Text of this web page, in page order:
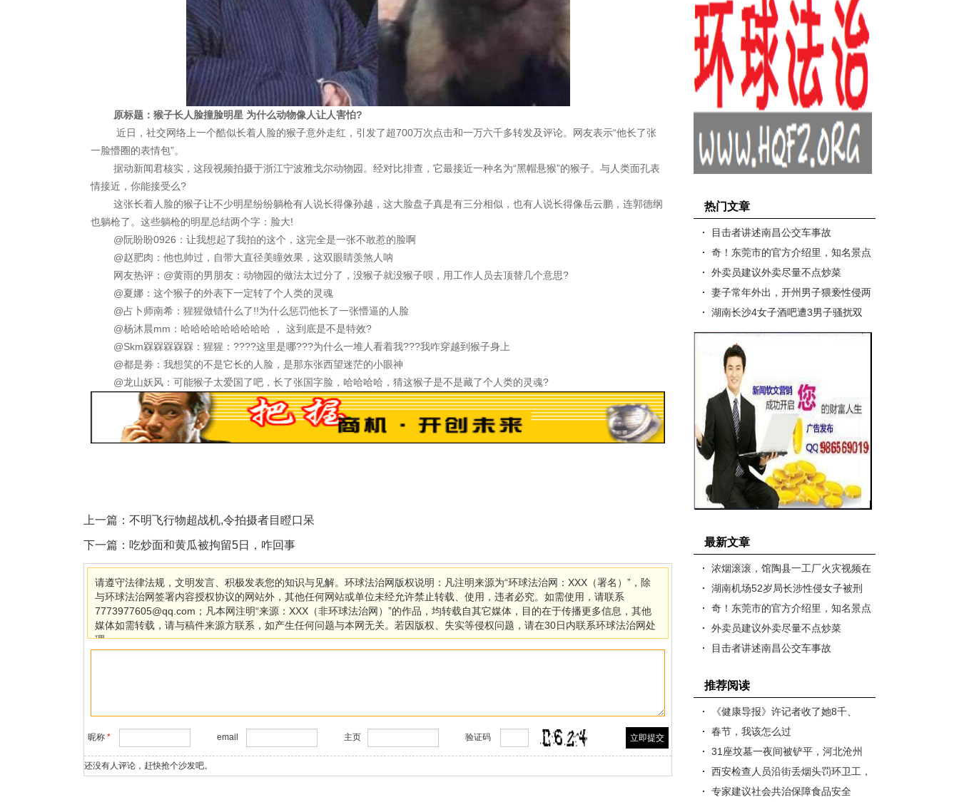
原标题：猴子长人脸撞脸明星 为什么动物像人让人害怕?
近日，社交网络上一个酷似长着人脸的猴子意外走红，引发了超700万次点击和一万六千多转发及评论。网友表示“他长了张
一脸懵圈的表情包”。
据动新闻君核实，这段视频拍摄于浙江宁波雅戈尔动物园。经对比排查，它最接近一种名为“黑帽悬猴”的猴子。与人类面孔表
情接近，你能接受么?
这张长着人脸的猴子让不少明星纷纷躺枪有人说长得像孙越，这大脸盘子真是有三分相似，也有人说长得像岳云鹏，连郭德纲
也躺枪了。这些躺枪的明星总结两个字：脸大!
@阮盼盼0926：让我想起了我拍的这个，这完全是一张不敢惹的脸啊
@赵肥肉：他也帅过，自带大直径美瞳效果，这双眼睛羡煞人呐
网友热评：@黄雨的男朋友：动物园的做法太过分了，没猴子就没猴子呗，用工作人员去顶替几个意思?
@夏娜：这个猴子的外表下一定转了个人类的灵魂
@占卜师南希：猩猩做错什么了!!为什么惩罚他长了一张懵逼的人脸
@杨沐晨mm：哈哈哈哈哈哈哈哈哈 ， 这到底是不是特效?
@Skm槑槑槑槑槑：猩猩：????这里是哪???为什么一堆人看着我???我咋穿越到猴子身上
@都是劵：我想笑的不是它长的人脸，是那东张西望迷茫的小眼神
@龙山妖风：可能猴子太爱国了吧，长了张国字脸，哈哈哈哈，猜这猴子是不是藏了个人类的灵魂?
上一篇： 不明飞行物超战机,令拍摄者目瞪口呆
下一篇： 吃炒面和黄瓜被拘留5日，咋回事
请遵守法律法规，文明发言、积极发表您的知识与见解。环球法治网版权说明：凡注明来源为“环球法治网：XXX（署名）”，除
与环球法治网签署内容授权协议的网站外，其他任何网站或单位未经允许禁止转载、使用，违者必究。如需使用，请联系
7773977605@qq.com；凡本网注明“来源：XXX（非环球法治网）”的作品，均转载自其它媒体，目的在于传播更多信息，其他
媒体如需转载，请与稿件来源方联系，如产生任何问题与本网无关。若因版权、失实等侵权问题，请在30日内联系环球法治网处
理。
昵称* email 主页 验证码
还没有人评论，赶快抢个沙发吧。
热门文章
目击者讲述南昌公交车事故
奇！东莞市的官方介绍里，知名景点
竟没有观音山
外卖员建议外卖尽量不点炒菜
妻子常年外出，开州男子猥亵性侵两
个女儿被撤销监护权
湖南长沙4女子酒吧遭3男子骚扰双
方大打出手
最新文章
浓烟滚滚，馆陶县一工厂火灾视频在
抖音热传
湖南机场52岁局长涉性侵女子被刑
拘 职务信息被撤
奇！东莞市的官方介绍里，知名景点
竟没有观音山
外卖员建议外卖尽量不点炒菜
目击者讲述南昌公交车事故
推荐阅读
《健康导报》许记者收了她8千、
《民生周刊》“卢记者”骗了她4万..
春节，我该怎么过
31座坟墓一夜间被铲平，河北沧州
村民中元节在售楼处烧纸祭祖
西安检查人员沿街丢烟头罚环卫工，
官方回应惊呆网友
专家建议社会共治保障食品安全